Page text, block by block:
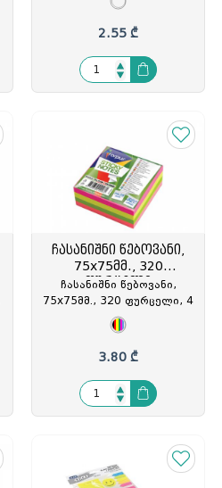
GLO-2530, GLO-325307
2.55 ₾
ჩასანიშნი წებოვანი,
75x75მმ., 320
ფურცელი
ჩასანიშნი წებოვანი,
75x75მმ., 320 ფურცელი, 4
ფერიანი, ნეონი, Forpus,
FO42012, FOP-420128
3.80 ₾